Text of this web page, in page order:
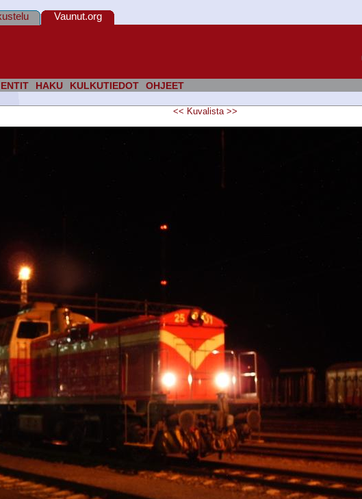
HAKU KULKUTIEDOT OHJEET
Vaunut.org
<< Kuvalista >>